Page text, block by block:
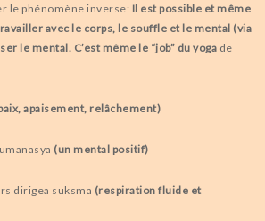
le phénomène inverse: Il est possible et même
avec le corps, le souffle et le mental (via
le mental. C’est même le “job” du yoga de
apaisement, relâchement)
(un mental positif)
dirigea suksma (respiration fluide et